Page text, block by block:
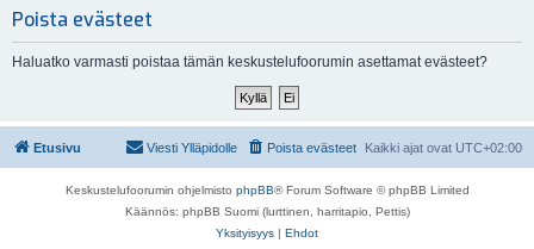
Poista evästeet
Haluatko varmasti poistaa tämän keskustelufoorumin asettamat evästeet?
Etusivu Kaikki ajat ovat UTC+02:00
Poista evästeet
Viesti Ylläpidolle
Keskustelufoorumin ohjelmisto phpBB® Forum Software © phpBB Limited
Käännös: phpBB Suomi (lurttinen, harritapio, Pettis)
Yksityisyys | Ehdot